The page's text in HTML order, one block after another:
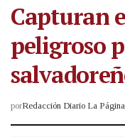
Capturan
peligroso
porRedacción Diario La Página